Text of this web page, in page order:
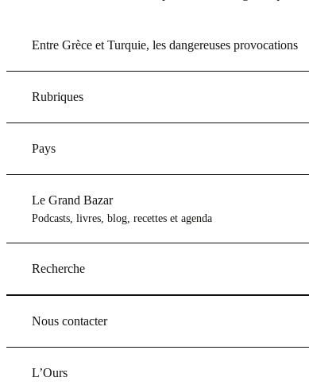
Entre Grèce et Turquie, les dangereuses provocations
Rubriques
Pays
Le Grand Bazar
Podcasts, livres, blog, recettes et agenda
Recherche
Nous contacter
L’Ours